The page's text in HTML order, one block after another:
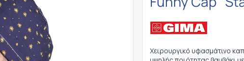
Χειρουργικό υφασμάτινο